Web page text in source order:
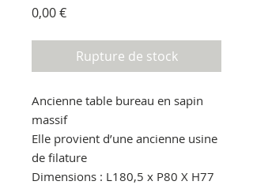
0,00 €Prix
Rupture de stock
Ancienne table bureau en sapin
massif
Elle provient d’une ancienne usine
de filature
Dimensions : L180,5 x P80 X H77